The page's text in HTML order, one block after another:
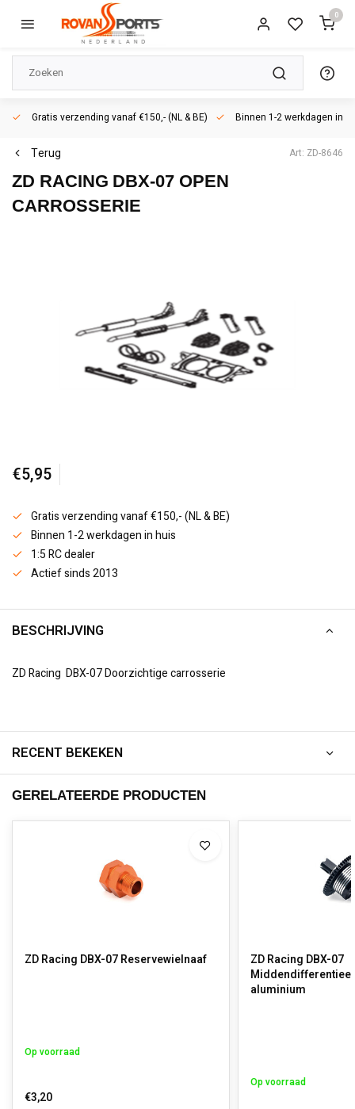
0
Gratis verzending vanaf €150,- (NL & BE) Binnen 1-2 werkdagen in
Terug Art: ZD-8646
ZD RACING DBX-07 OPEN
CARROSSERIE
€5,95
Gratis verzending vanaf €150,- (NL & BE)
Binnen 1-2 werkdagen in huis
1:5 RC dealer
Actief sinds 2013
BESCHRIJVING
ZD Racing DBX-07 Doorzichtige carrosserie
RECENT BEKEKEN
GERELATEERDE PRODUCTEN
ZD Racing DBX-07 Reservewielnaaf
Op voorraad
€3,20
ZD Racing DBX-07
aluminium
Op voorraad